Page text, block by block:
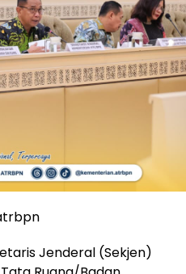
Jenderal (Sekjen)